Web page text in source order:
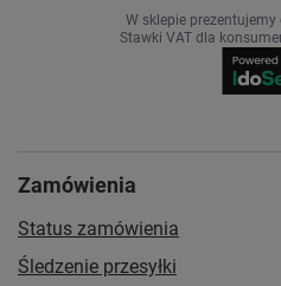
W sklepie prezentujemy
Stawki VAT dla
Zamówienia
Status zamówienia
Śledzenie przesyłki